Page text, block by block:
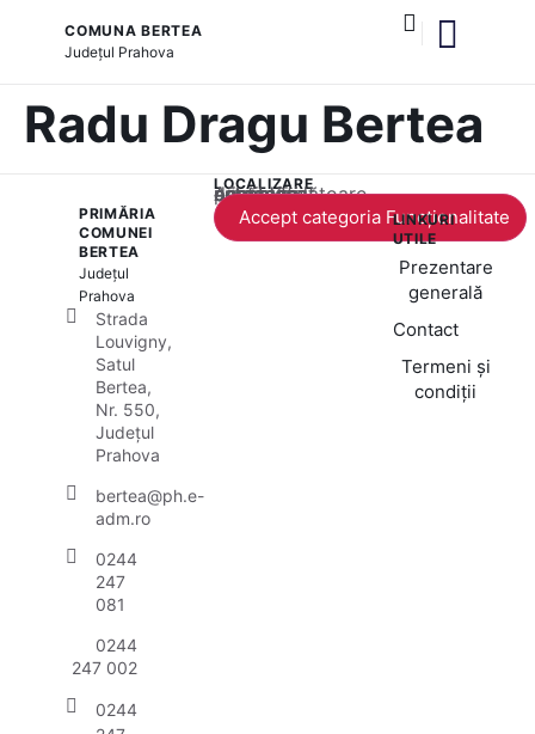
COMUNA BERTEA
Județul Prahova
Radu Dragu Bertea
PRIMĂRIA
COMUNEI
BERTEA
Județul
Prahova
Strada
Louvigny,
Satul
Bertea,
Nr. 550,
Județul
Prahova
bertea@ph.e-
adm.ro
0244
247
081
0244
247 002
0244
LOCALIZARE
Acest conținut este blocat până când acceptați categoria corespunzătoare de cookie-uri.
Accept categoria Funcționalitate
LINKURI
UTILE
Prezentare
generală
Contact
Termeni și
condiții